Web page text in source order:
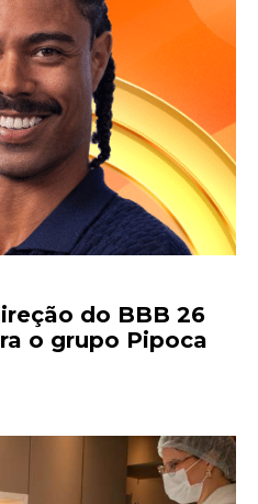
do BBB 26
o grupo Pipoca